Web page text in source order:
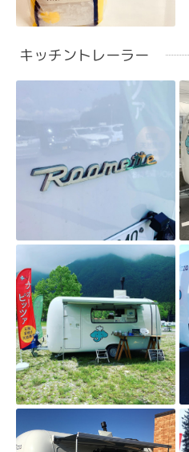
キッチントレーラー